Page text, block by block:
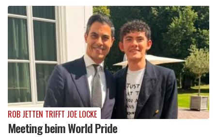
ROB JETTEN TRIFFT JOE LOCKE
Meeting beim World Pride